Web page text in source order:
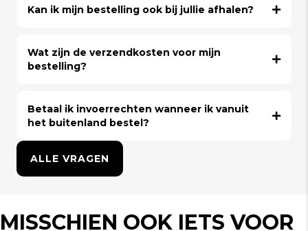
Kan ik mijn bestelling ook bij jullie afhalen?
Wat zijn de verzendkosten voor mijn
bestelling?
Betaal ik invoerrechten wanneer ik vanuit
het buitenland bestel?
ALLE VRAGEN
MISSCHIEN OOK IETS VOOR